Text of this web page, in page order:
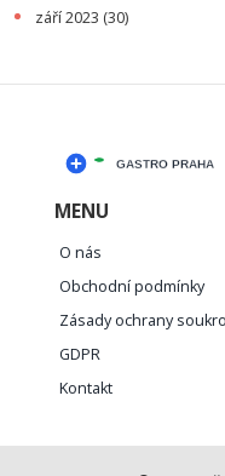
září 2023 (30)
MENU
O nás
Obchodní podmínky
Zásady ochrany
GDPR
Kontakt